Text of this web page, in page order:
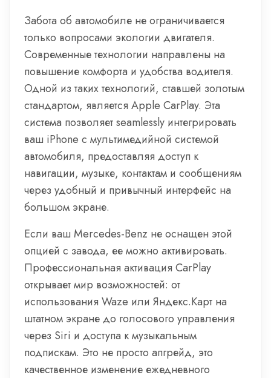
Забота об автомобиле не ограничивается
только вопросами экологии двигателя.
Современные технологии направлены на
повышение комфорта и удобства водителя.
Одной из таких технологий, ставшей золотым
стандартом, является Apple CarPlay. Эта
система позволяет seamlessly интегрировать
ваш iPhone с мультимедийной системой
автомобиля, предоставляя доступ к
навигации, музыке, контактам и сообщениям
через удобный и привычный интерфейс на
большом экране.
Если ваш Mercedes-Benz не оснащен этой
опцией с завода, ее можно активировать.
Профессиональная активация CarPlay
открывает мир возможностей: от
использования Waze или Яндекс.Карт на
штатном экране до голосового управления
через Siri и доступа к музыкальным
подпискам. Это не просто апгрейд, это
качественное изменение ежедневного